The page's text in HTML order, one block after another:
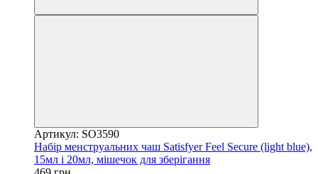
Артикул: SO3590
Набір менструальних чаш Satisfyer Feel Secure (light blue),
15мл і 20мл, мішечок для зберігання